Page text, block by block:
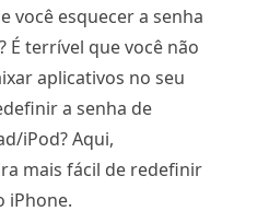
você esquecer a senha
É terrível que você não
aplicativos no seu
a senha de
iPod? Aqui,
mais fácil de redefinir
iPhone.